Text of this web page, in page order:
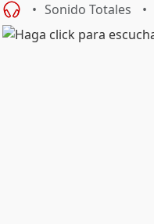
Sonido Totales